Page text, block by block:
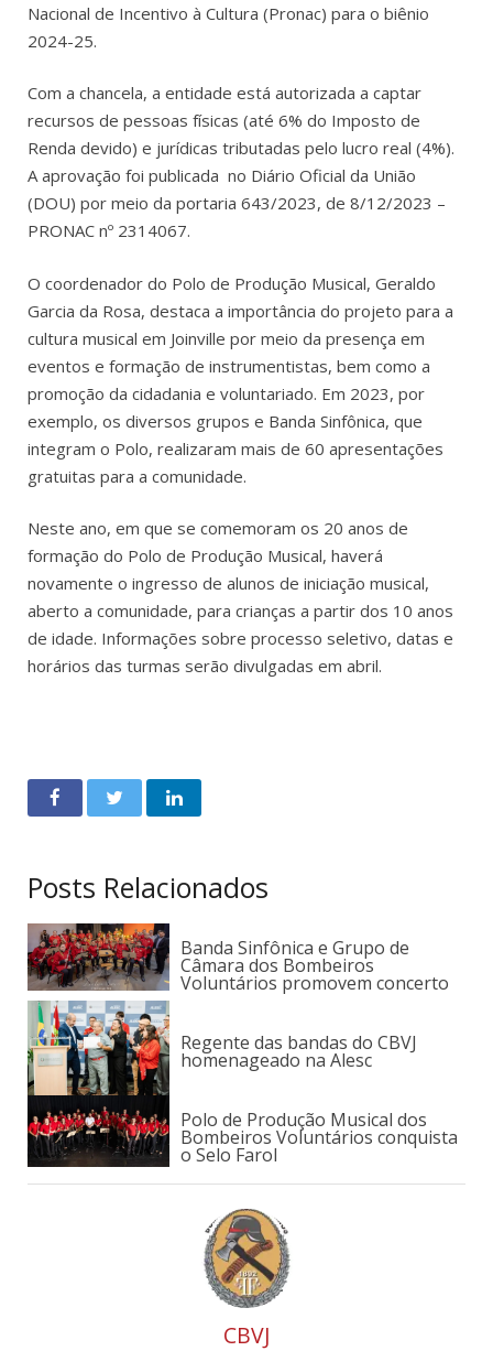
Nacional de Incentivo à Cultura (Pronac) para o biênio
2024-25.
Com a chancela, a entidade está autorizada a captar
recursos de pessoas físicas (até 6% do Imposto de
Renda devido) e jurídicas tributadas pelo lucro real (4%).
A aprovação foi publicada no Diário Oficial da União
(DOU) por meio da portaria 643/2023, de 8/12/2023 –
PRONAC nº 2314067.
O coordenador do Polo de Produção Musical, Geraldo
Garcia da Rosa, destaca a importância do projeto para a
cultura musical em Joinville por meio da presença em
eventos e formação de instrumentistas, bem como a
promoção da cidadania e voluntariado. Em 2023, por
exemplo, os diversos grupos e Banda Sinfônica, que
integram o Polo, realizaram mais de 60 apresentações
gratuitas para a comunidade.
Neste ano, em que se comemoram os 20 anos de
formação do Polo de Produção Musical, haverá
novamente o ingresso de alunos de iniciação musical,
aberto a comunidade, para crianças a partir dos 10 anos
de idade. Informações sobre processo seletivo, datas e
horários das turmas serão divulgadas em abril.
Posts Relacionados
Banda Sinfônica e Grupo de
Câmara dos Bombeiros
Voluntários promovem concerto
Regente das bandas do CBVJ
homenageado na Alesc
Polo de Produção Musical dos
Bombeiros Voluntários conquista
o Selo Farol
CBVJ